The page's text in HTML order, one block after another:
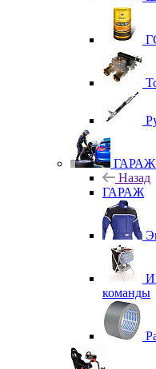
ГАРАЖ
Назад
ГАРАЖ
команды